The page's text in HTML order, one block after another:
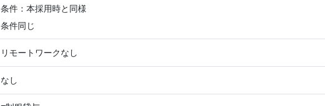
条件：本採用時と同様
条件同じ
リモートワークなし
なし